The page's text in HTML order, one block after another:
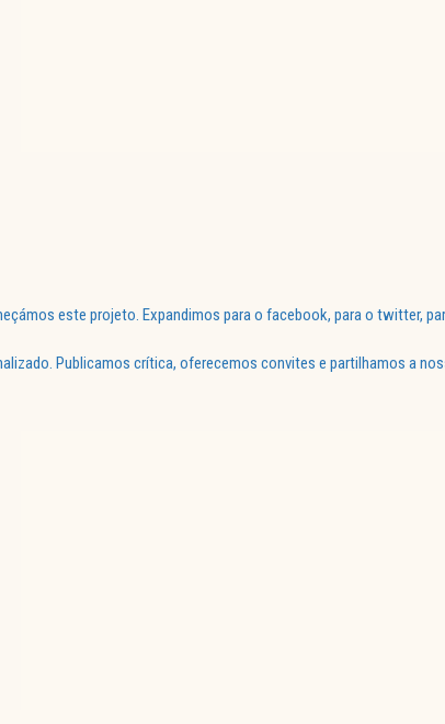
este projeto. Expandimos para o facebook, para o twitter,
Publicamos crítica, oferecemos convites e partilhamos a